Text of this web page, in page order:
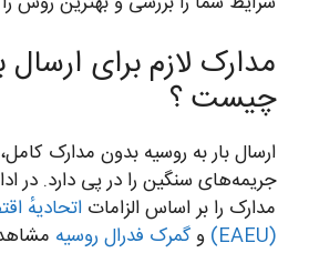
مدارک لازم برای ارسال
چیست ؟
ارسال بار به روسیه بدون مدارک
جریمه‌های سنگین را در پی دارد. در
مدارک را بر اساس الزامات اتحادیهٔ
(EAEU)
وگمرک فدرال روسیه